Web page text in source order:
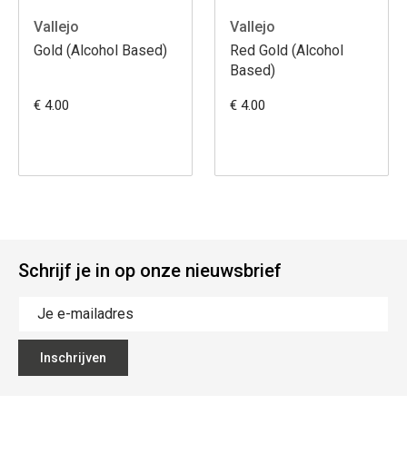
Vallejo
Gold (Alcohol Based)
€ 4.00
Vallejo
Red Gold (Alcohol
Based)
€ 4.00
Schrijf je in op onze nieuwsbrief
Inschrijven